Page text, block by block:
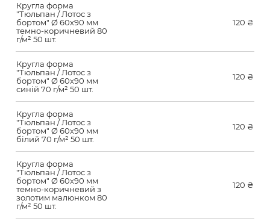
Кругла форма
"Тюльпан / Лотос з
бортом" Ø 60х90 мм
темно-коричневий 80
г/м² 50 шт.
120 ₴
Кругла форма
"Тюльпан / Лотос з
бортом" Ø 60х90 мм
синій 70 г/м² 50 шт.
120 ₴
Кругла форма
"Тюльпан / Лотос з
бортом" Ø 60х90 мм
білий 70 г/м² 50 шт.
120 ₴
Кругла форма
"Тюльпан / Лотос з
бортом" Ø 60х90 мм
темно-коричневий з
золотим малюнком 80
г/м² 50 шт.
120 ₴